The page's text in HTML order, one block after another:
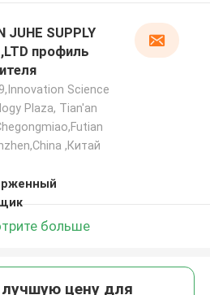
JUHE SUPPLY
профиль
Science
Plaza, Tian'an
,Китай
больше
цену для